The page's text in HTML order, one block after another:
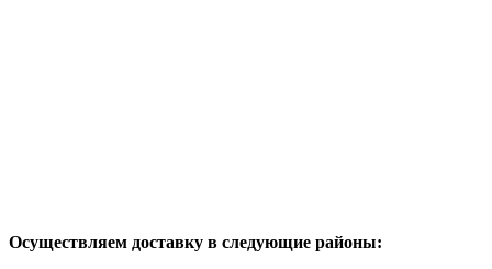
Осуществляем доставку в следующие районы: